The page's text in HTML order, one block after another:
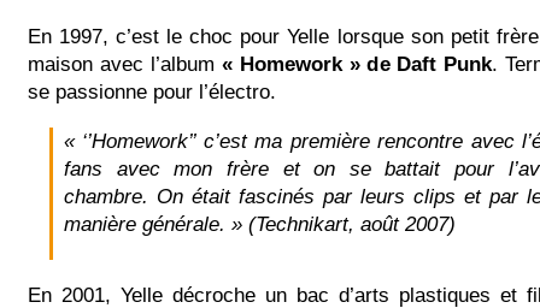
En 1997, c’est le choc pour Yelle lorsque son petit
maison avec l’album « Homework » de Daft Punk.
se passionne pour l’électro.
« ‘’Homework’’ c’est ma première rencontre avec
fans avec mon frère et on se battait pour
chambre. On était fascinés par leurs clips et par
manière générale. » (Technikart, août 2007)
En 2001, Yelle décroche un bac d’arts plastiques et